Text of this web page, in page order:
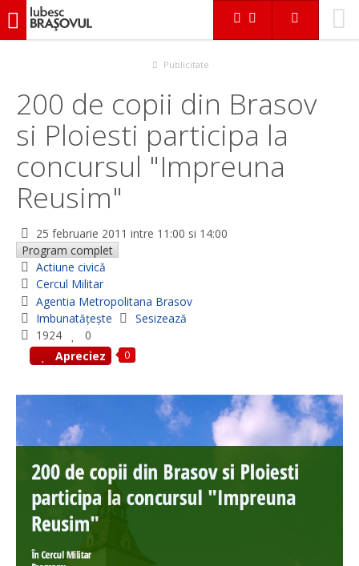
iubescbraşovul.ro
200 de copii din Brasov si Ploiesti participa la concursul
"Impreuna Reusim"
Publicitate
200 de copii din Brasov
si Ploiesti participa la
concursul "Impreuna
Reusim"
25 februarie 2011 intre 11:00 si 14:00
Program complet
Actiune civică
Cercul Militar
Agentia Metropolitana Brasov
Imbunatățește
Sesizează
1924
0
Apreciez
0